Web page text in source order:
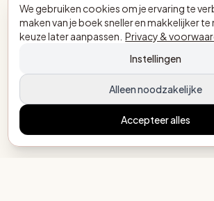
We gebruiken cookies om je ervaring te
maken van je boek sneller en makkelijker te
keuze later aanpassen. Privacy &
Instellingen
Alleen noodzakelijke
Accepteer alles